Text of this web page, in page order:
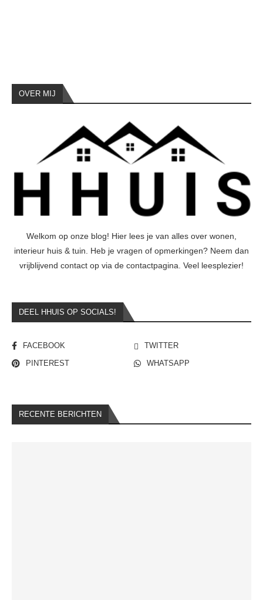
OVER MIJ
Welkom op onze blog! Hier lees je van alles over wonen,
interieur huis & tuin. Heb je vragen of opmerkingen? Neem dan
vrijblijvend contact op via de contactpagina. Veel leesplezier!
DEEL HHUIS OP SOCIALS!
FACEBOOK
TWITTER
PINTEREST
WHATSAPP
RECENTE BERICHTEN